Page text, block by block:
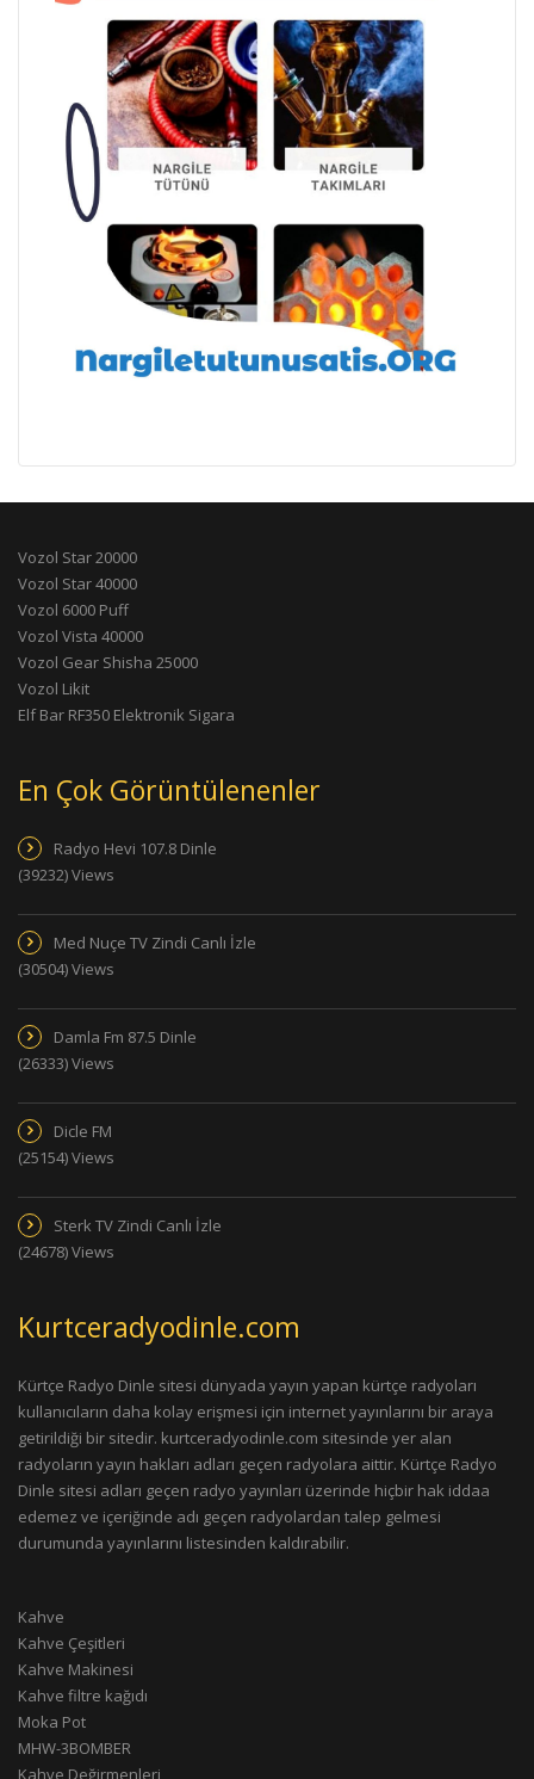
Vozol Star 20000
Vozol Star 40000
Vozol 6000 Puff
Vozol Vista 40000
Vozol Gear Shisha 25000
Vozol Likit
Elf Bar RF350 Elektronik Sigara
En Çok Görüntülenenler
Radyo Hevi 107.8 Dinle
(39232) Views
Med Nuçe TV Zindi Canlı İzle
(30504) Views
Damla Fm 87.5 Dinle
(26333) Views
Dicle FM
(25154) Views
Sterk TV Zindi Canlı İzle
(24678) Views
Kurtceradyodinle.com
Kürtçe Radyo Dinle sitesi dünyada yayın yapan kürtçe radyoları
kullanıcıların daha kolay erişmesi için internet yayınlarını bir araya
getirildiği bir sitedir. kurtceradyodinle.com sitesinde yer alan
radyoların yayın hakları adları geçen radyolara aittir. Kürtçe Radyo
Dinle sitesi adları geçen radyo yayınları üzerinde hiçbir hak iddaa
edemez ve içeriğinde adı geçen radyolardan talep gelmesi
durumunda yayınlarını listesinden kaldırabilir.
Kahve
Kahve Çeşitleri
Kahve Makinesi
Kahve filtre kağıdı
Moka Pot
MHW-3BOMBER
Kahve Değirmenleri